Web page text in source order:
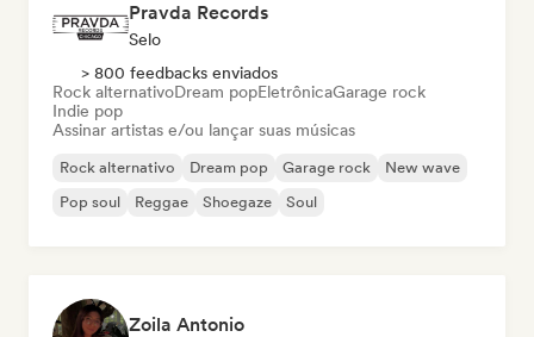
Pravda Records
Selo
> 800 feedbacks enviados
Rock alternativoDream popEletrônicaGarage rock
Indie pop
Assinar artistas e/ou lançar suas músicas
Rock alternativo Dream pop Garage rock
New wave
Pop soul
Reggae Shoegaze Soul
Zoila Antonio